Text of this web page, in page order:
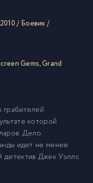
2010/ Боевик/
Gems,Grand
грабителей
которой
Дело
идет не менее
детектив Джек Уэллс.